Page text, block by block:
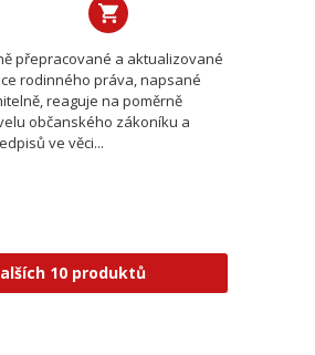
přepracované a aktualizované
rodinného práva, napsané
reaguje na poměrně
občanského zákoníku a
ve věci...
10 produktů